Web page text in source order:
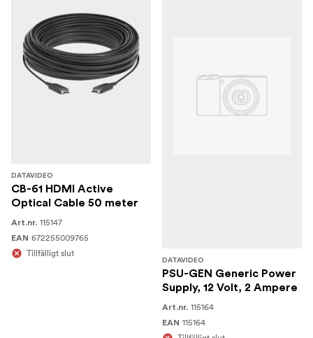
DATAVIDEO
CB-61 HDMI Active
Optical Cable 50 meter
Art.nr. 115147
EAN 672255009765
Tillfälligt slut
DATAVIDEO
PSU-GEN Generic Power
Supply, 12 Volt, 2 Ampere
Art.nr. 115164
EAN 115164